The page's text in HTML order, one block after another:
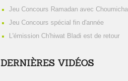
Jeu Concours Ramadan avec Choumicha
Jeu Concours spécial fin d'année
L'émission Ch'hiwat Bladi est de retour
DERNIÈRES VIDÉOS